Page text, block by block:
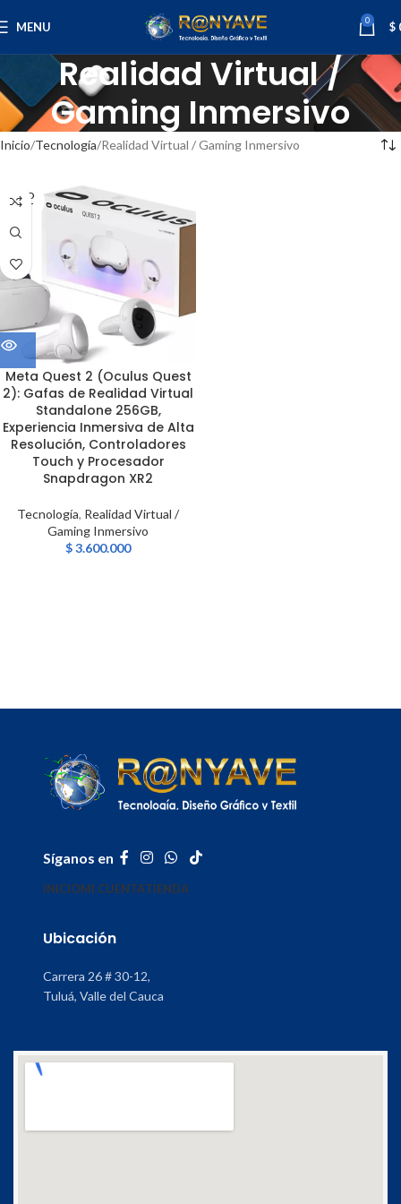
MENU 0 $
Realidad Virtual /
Gaming Inmersivo
Inicio Tecnología Realidad Virtual / Gaming Inmersivo
SOLD
OUT
Meta Quest 2 (Oculus Quest
2): Gafas de Realidad Virtual
Standalone 256GB,
Experiencia Inmersiva de Alta
Resolución, Controladores
Touch y Procesador
Snapdragon XR2
Tecnología, Realidad Virtual /
Gaming Inmersivo
$3.600.000
Síganos en
INICIOMI CUENTATIENDA
Ubicación
Carrera 26 # 30-12,
Tuluá, Valle del Cauca